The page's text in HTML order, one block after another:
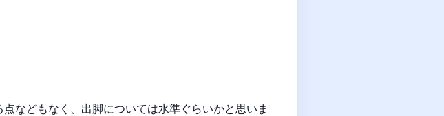
などもなく、出脚については水準ぐらいかと思いま